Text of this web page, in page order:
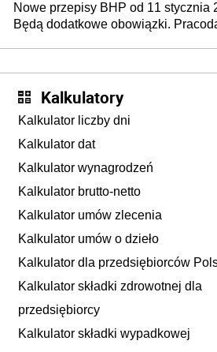
osoby neuroatypowe. Powstanie
na rzecz Inkluzywności w
Nowe przepisy BHP od 11 stycznia
Będą dodatkowe obowiązki.
Kalkulatory
Kalkulator liczby dni
Kalkulator dat
Kalkulator wynagrodzeń
Kalkulator brutto-netto
Kalkulator umów zlecenia
Kalkulator umów o dzieło
Kalkulator dla przedsiębiorców
Kalkulator składki zdrowotnej dla
przedsiębiorcy
Kalkulator składki wypadkowej